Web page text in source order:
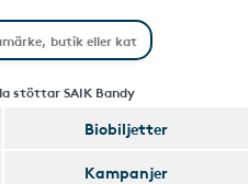
stöttar SAIK Bandy
Biobiljetter
Kampanjer